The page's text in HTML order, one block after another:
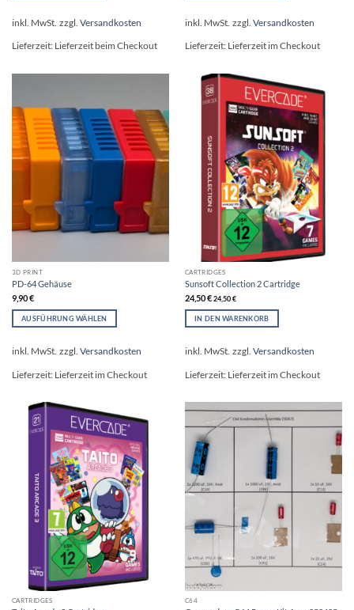
inkl. MwSt. zzgl. Versandkosten
Lieferzeit: Lieferzeit beim Checkout
Produkt
mehrere
Optionen
Produktseite
gewählt
werden
inkl. MwSt. zzgl. Versandkosten
Lieferzeit: Lieferzeit im Checkout
3D PRINT
PD-64 Gehäuse
9,90€
AUSFÜHRUNG WÄHLEN
Produkt
mehrere
Optionen
Produktseite
gewählt
werden
inkl. MwSt. zzgl. Versandkosten
Lieferzeit: Lieferzeit im Checkout
CARTRIDGES
Sunsoft Collection 2 Cartridge
24,50€ 24,50€
IN DEN WARENKORB
inkl. MwSt. zzgl. Versandkosten
Lieferzeit: Lieferzeit im Checkout
CARTRIDGES C64